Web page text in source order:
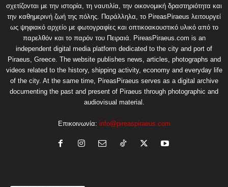
σχετίζονται με την ιστορία, τη ναυτιλία, την οικονομική δραστηριότητα και
την καθημερινή ζωή της πόλης. Παράλληλα, το PireasPiraeus λειτουργεί
ως ψηφιακό αρχείο με φωτογραφίες και οπτικοακουστικό υλικό από το
παρελθόν και το παρόν του Πειραιά. PireasPiraeus.com is an
independent digital media platform dedicated to the city and port of
Piraeus, Greece. The website publishes news, articles, photographs and
videos related to the history, shipping activity, economy and everyday life
of the city. At the same time, PireasPiraeus serves as a digital archive
documenting the past and present of Piraeus through photographic and
audiovisual material.
Επικοινωνία: info@pireaspiraeus.com